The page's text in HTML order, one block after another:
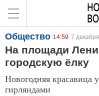
Общество 14:59 7
На площади
городскую ёлку
Новогодняя красавица
гирляндами